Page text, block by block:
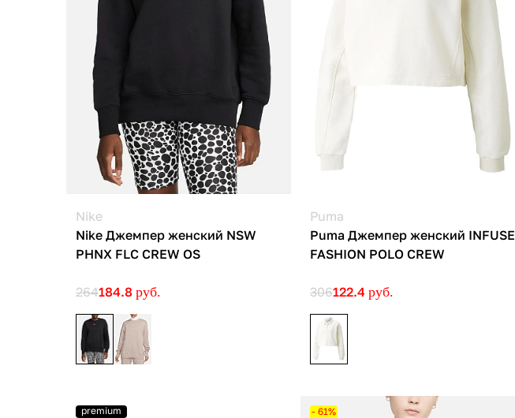
Nike
Nike Джемпер женский NSW
PHNX FLC CREW OS
264184.8 руб.
Puma
Puma Джемпер женский INFUSE
FASHION POLO CREW
306122.4 руб.
premium - 61%